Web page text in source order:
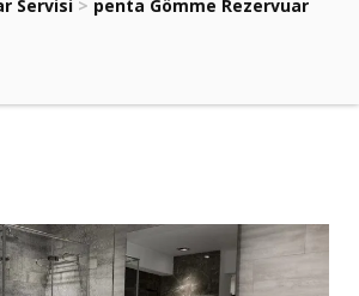
Servisi > penta Gömme Rezervuar